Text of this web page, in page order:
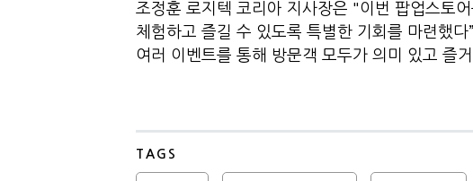
조정훈 로지텍 코리아 지사장은 "이번 팝업스토
체험하고 즐길 수 있도록 특별한 기회를 마련했
여러 이벤트를 통해 방문객 모두가 의미 있고 즐
TAGS